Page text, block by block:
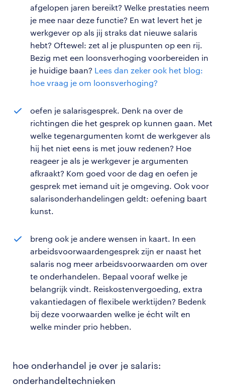
afgelopen jaren bereikt? Welke prestaties neem
je mee naar deze functie? En wat levert het je
werkgever op als jij straks dat nieuwe salaris
hebt? Oftewel: zet al je pluspunten op een rij.
Bezig met een loonsverhoging voorbereiden in
je huidige baan? Lees dan zeker ook het blog:
hoe vraag je om loonsverhoging?
oefen je salarisgesprek. Denk na over de
richtingen die het gesprek op kunnen gaan. Met
welke tegenargumenten komt de werkgever als
hij het niet eens is met jouw redenen? Hoe
reageer je als je werkgever je argumenten
afkraakt? Kom goed voor de dag en oefen je
gesprek met iemand uit je omgeving. Ook voor
salarisonderhandelingen geldt: oefening baart
kunst.
breng ook je andere wensen in kaart. In een
arbeidsvoorwaardengesprek zijn er naast het
salaris nog meer arbeidsvoorwaarden om over
te onderhandelen. Bepaal vooraf welke je
belangrijk vindt. Reiskostenvergoeding, extra
vakantiedagen of flexibele werktijden? Bedenk
bij deze voorwaarden welke je écht wilt en
welke minder prio hebben.
hoe onderhandel je over je salaris:
onderhandeltechnieken